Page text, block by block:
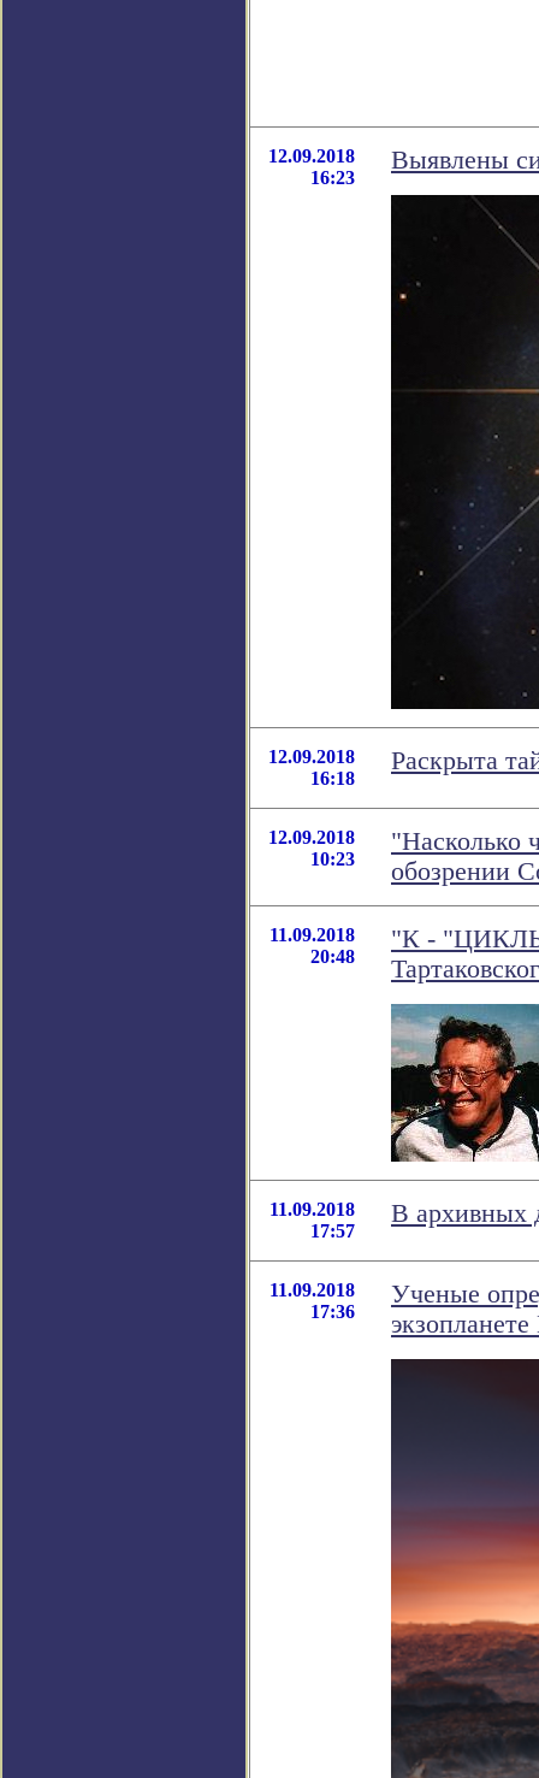
12.09.2018
16:23
Выявлены
12.09.2018
16:18
Раскрыта
12.09.2018
10:23
"Насколько
обозрении
11.09.2018
20:48
"К - "ЦИКЛЫ
11.09.2018
17:57
В архивных
11.09.2018
17:36
Ученые